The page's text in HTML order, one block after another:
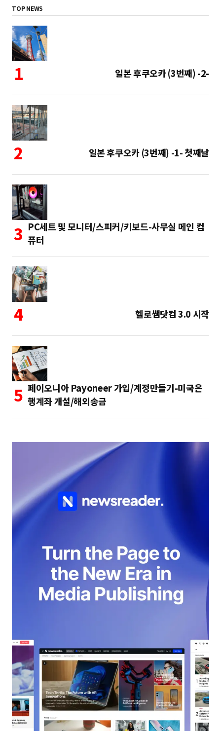
TOP NEWS
일본 후쿠오카 (3번째) -2-
일본 후쿠오카 (3번째) -1- 첫째날
PC세트 및 모니터/스피커/키보드-사무실 메인 컴
퓨터
헬로쌤닷컴 3.0 시작
페이오니아 Payoneer 가입/계정만들기-미국은
행계좌 개설/해외송금